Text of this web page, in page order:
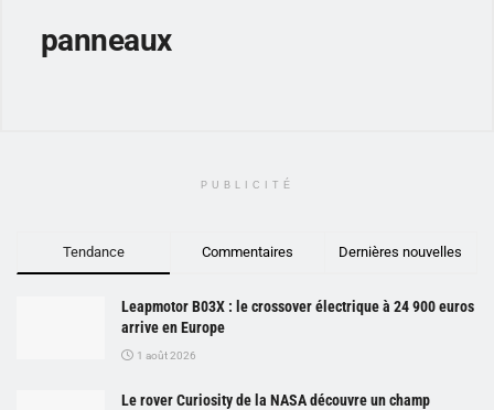
panneaux
PUBLICITÉ
Tendance Commentaires Dernières nouvelles
Leapmotor B03X : le crossover électrique à 24 900 euros
arrive en Europe
1 août 2026
Le rover Curiosity de la NASA découvre un champ